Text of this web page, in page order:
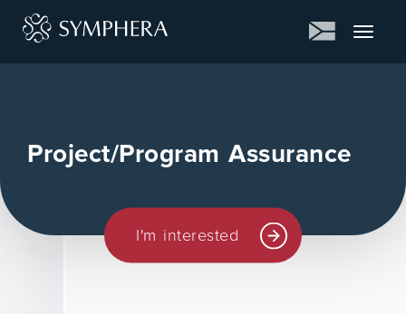
Toggle
Project/Program Assurance
I'm interested